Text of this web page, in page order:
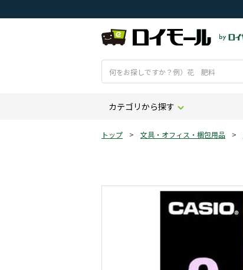
カテゴリから探す
トップ > 文具・オフィス・梱包用品 >